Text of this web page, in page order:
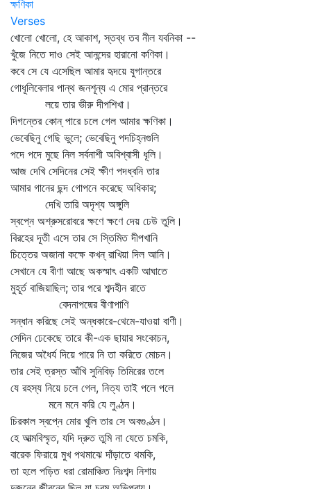
ক্ষণিকা
Verses
খোলো খোলো, হে আকাশ, স্তব্ধ তব নীল যবনিকা --
খুঁজে নিতে দাও সেই আনন্দের হারানো কণিকা।
কবে সে যে এসেছিল আমার হৃদয়ে যুগান্তরে
গোধূলিবেলার পান্থ জনশূন্য এ মোর প্রান্তরে
লয়ে তার ভীরু দীপশিখা।
দিগন্তের কোন্‌ পারে চলে গেল আমার ক্ষণিকা।
ভেবেছিনু গেছি ভুলে; ভেবেছিনু পদচিহ্নগুলি
পদে পদে মুছে নিল সর্বনাশী অবিশ্বাসী ধূলি।
আজ দেখি সেদিনের সেই ক্ষীণ পদধ্বনি তার
আমার গানের ছন্দ গোপনে করেছে অধিকার;
দেখি তারি অদৃশ্য অঙ্গুলি
স্বপ্নে অশ্রুসরোবরে ক্ষণে ক্ষণে দেয় ঢেউ তুলি।
বিরহের দূতী এসে তার সে স্তিমিত দীপখানি
চিত্তের অজানা কক্ষে কখন্‌ রাখিয়া দিল আনি।
সেখানে যে বীণা আছে অকস্মাৎ একটি আঘাতে
মুহূর্ত বাজিয়াছিল; তার পরে শব্দহীন রাতে
বেদনাপদ্মের বীণাপাণি
সন্ধান করিছে সেই অন্ধকারে-থেমে-যাওয়া বাণী।
সেদিন ঢেকেছে তারে কী-এক ছায়ার সংকোচন,
নিজের অধৈর্য দিয়ে পারে নি তা করিতে মোচন।
তার সেই ত্রস্ত আঁখি সুনিবিড় তিমিরের তলে
যে রহস্য নিয়ে চলে গেল, নিত্য তাই পলে পলে
মনে মনে করি যে লুণ্ঠন।
চিরকাল স্বপ্নে মোর খুলি তার সে অবগুণ্ঠন।
হে আত্মবিস্মৃত, যদি দ্রুত তুমি না যেতে চমকি,
বারেক ফিরায়ে মুখ পথমাঝে দাঁড়াতে থমকি,
তা হলে পড়িত ধরা রোমাঞ্চিত নিঃশব্দ নিশায়